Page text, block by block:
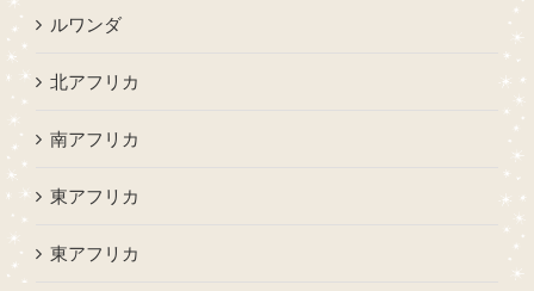
ルワンダ
北アフリカ
南アフリカ
東アフリカ
東アフリカ